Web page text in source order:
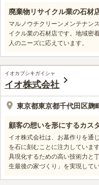
廃棄物リサイクル業の石材
マルノウチクリーンメンテナン
イクル業の石材店です。地域密
人のニーズに応えています。
イオカブシキガイシャ
イオ株式会社
東京都東京都千代田区麹
顧客の想いを形にするカス
イオ株式会社は、お墓作りを通
を石に刻むことに注力していま
具現化するための高い技術力と
生最後の家づくり」を実現してい